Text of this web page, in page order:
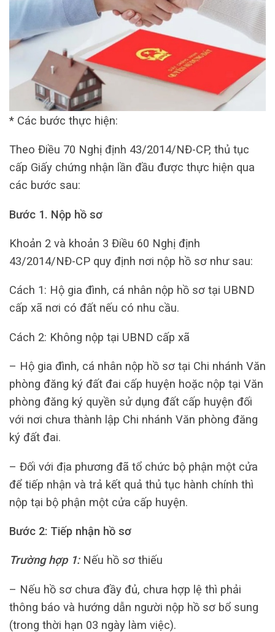
* Các bước thực hiện:
Theo Điều 70 Nghị định 43/2014/NĐ-CP, thủ tục
cấp Giấy chứng nhận lần đầu được thực hiện qua
các bước sau:
Bước 1. Nộp hồ sơ
Khoản 2 và khoản 3 Điều 60 Nghị định
43/2014/NĐ-CP quy định nơi nộp hồ sơ như sau:
Cách 1: Hộ gia đình, cá nhân nộp hồ sơ tại UBND
cấp xã nơi có đất nếu có nhu cầu.
Cách 2: Không nộp tại UBND cấp xã
– Hộ gia đình, cá nhân nộp hồ sơ tại Chi nhánh Văn
phòng đăng ký đất đai cấp huyện hoặc nộp tại Văn
phòng đăng ký quyền sử dụng đất cấp huyện đối
với nơi chưa thành lập Chi nhánh Văn phòng đăng
ký đất đai.
– Đối với địa phương đã tổ chức bộ phận một cửa
để tiếp nhận và trả kết quả thủ tục hành chính thì
nộp tại bộ phận một cửa cấp huyện.
Bước 2: Tiếp nhận hồ sơ
Trường hợp 1: Nếu hồ sơ thiếu
– Nếu hồ sơ chưa đầy đủ, chưa hợp lệ thì phải
thông báo và hướng dẫn người nộp hồ sơ bổ sung
(trong thời hạn 03 ngày làm việc).